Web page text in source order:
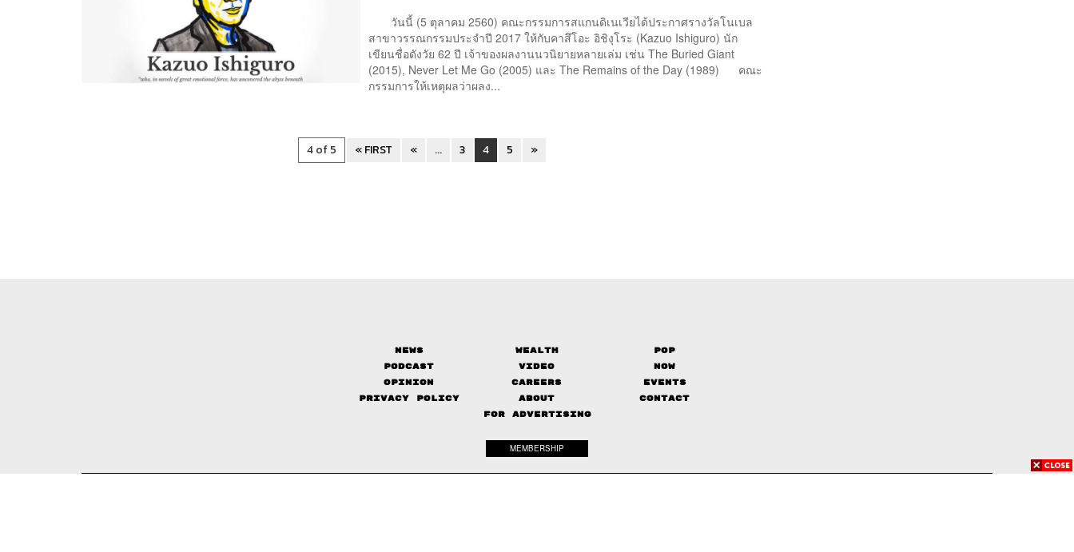
วันนี้ (5 ตุลาคม 2560) คณะกรรมการสแกนดิเนเวียได้ประกาศรางวัลโนเบล
สาขาวรรณกรรมประจำปี 2017 ให้กับคาสึโอะ อิชิงุโระ (Kazuo Ishiguro) นัก
เขียนชื่อดังวัย 62 ปี เจ้าของผลงานนวนิยายหลายเล่ม เช่น The Buried Giant
(2015), Never Let Me Go (2005) และ The Remains of the Day (1989) คณะ
กรรมการให้เหตุผลว่าผลง...
4 of 5 « FIRST « ... 3 4 5 »
News Wealth
Pop
Podcast
Video
Now
Opinion
Careers
Events
Privacy Policy
About
Contact
FOR ADVERTISING
MEMBERSHIP